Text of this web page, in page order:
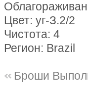
Цвет: уг-З.2/2
Чистота: 4
Регион: Brazil
Броши